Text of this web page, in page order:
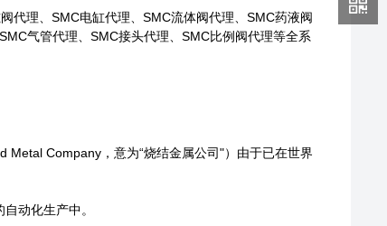
代理、SMC电缸代理、SMC流体阀代理、SMC药液阀
气管代理、SMC接头代理、SMC比例阀代理等全系
Metal Company，意为“烧结金属公司"）由于已在世界
动化生产中。